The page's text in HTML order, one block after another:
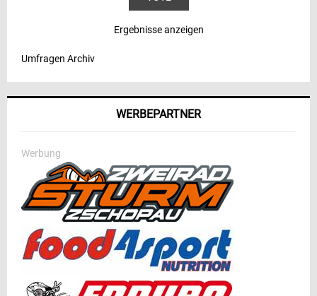
Ergebnisse anzeigen
Umfragen Archiv
WERBEPARTNER
Werbung